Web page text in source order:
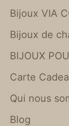
Bijoux VIA
Bijoux de
BIJOUX
Carte
Qui nous
Blog